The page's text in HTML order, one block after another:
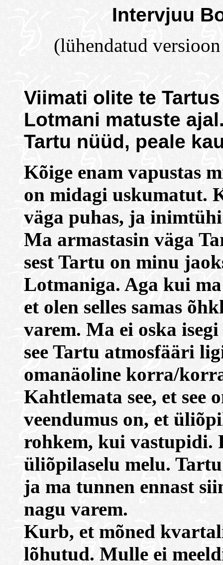
Intervjuu
(lühendatud
Viimati olite te
Lotmani matuste
Tartu nüüd, peale
Kõige enam vapustas
on midagi uskumatut.
väga puhas, ja
Ma armastasin väga
sest Tartu on minu
Lotmaniga. Aga kui
et olen selles samas
varem. Ma ei oska
see Tartu atmosfääri
omanäoline korra/
Kahtlemata see, et
veendumus on, et
rohkem, kui vastupidi.
üliõpilaselu melu.
ja ma tunnen ennast
nagu varem.
Kurb, et mõned
lõhutud. Mulle ei